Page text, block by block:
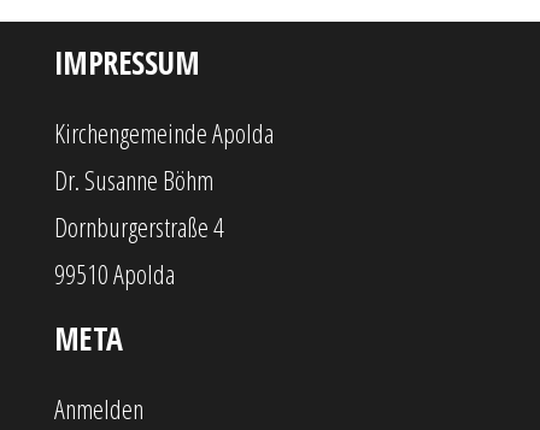
IMPRESSUM
Kirchengemeinde Apolda
Dr. Susanne Böhm
Dornburgerstraße 4
99510 Apolda
META
Anmelden